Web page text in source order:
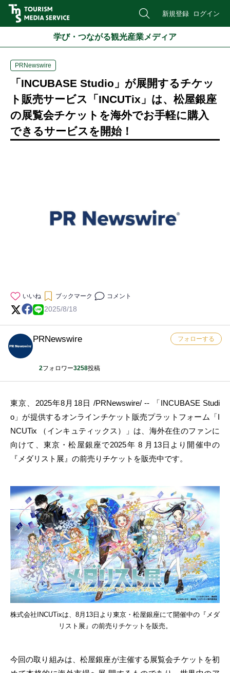
新規登録 ログイン
学び・つながる観光産業メディア
PRNewswire
「INCUBASE Studio」が展開するチケッ
ト販売サービス「INCUTix」は、松屋銀座
の展覧会チケットを海外でお手軽に購入
できるサービスを開始！
いいね ブックマーク コメント
2025/8/18
PRNewswire
2フォロワー3258投稿
フォローする
東京、2025年8月18日 /PRNewswire/ -- 「INCUBASE Studi
o」が提供するオンラインチケット販売プラットフォーム「I
NCUTix （インキュティックス）」は、海外在住のファンに
向けて、東京・松屋銀座で2025年 8 月13日より開催中の
『メダリスト展』の前売りチケットを販売中です。
株式会社INCUTixは、8月13日より東京・松屋銀座にて開催中の『メダ
リスト展』の前売りチケットを販売。
今回の取り組みは、松屋銀座が主催する展覧会チケットを初